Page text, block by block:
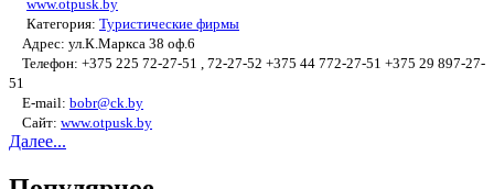
www.otpusk.by
Категория: Туристические фирмы
Адрес: ул.К.Маркса 38 оф.6
Телефон: +375 225 72-27-51 , 72-27-52 +375 44 772-27-51 +375 29 897-27-
51
E-mail: bobr@ck.by
Сайт: www.otpusk.by
Далее...